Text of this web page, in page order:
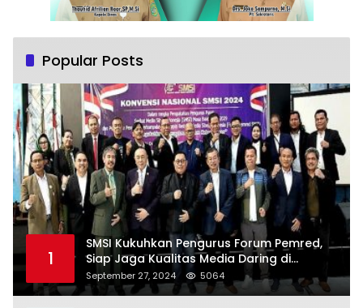
Popular Posts
1
SMSI Kukuhkan Pengurus Forum Pemred,
Siap Jaga Kualitas Media Daring di
Indonesia
September 27, 2024 5064